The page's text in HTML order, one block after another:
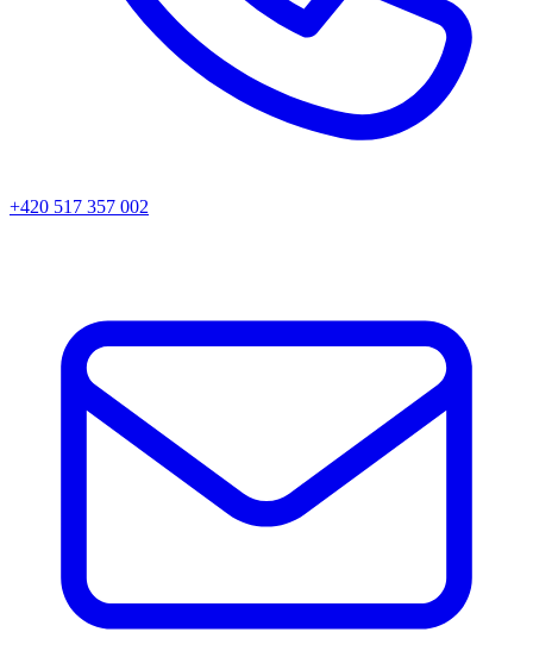
+420 517 357 002